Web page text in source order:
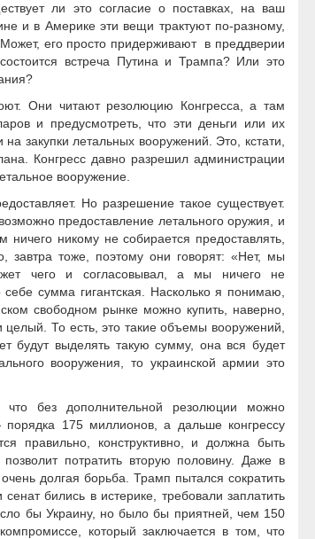
ли это согласие о поставках, на ваш
и в Америке эти вещи трактуют по-разному,
его просто придерживают в преддверии
встреча Путина и Трампа? Или это
Они читают резолюцию Конгресса, а там
и предусмотреть, что эти деньги или их
закупки летальных вооружений. Это, кстати,
Конгресс давно разрешил администрации
вооружение.
Но разрешение такое существует.
предоставление летального оружия, и
никому не собирается предоставлять,
завтра тоже, поэтому они говорят: «Нет, мы
чего и согласовывал, а мы ничего не
сумма гигантская. Насколько я понимаю,
свободном рынке можно купить, наверно,
То есть, это такие объемы вооружений,
будут выделять такую сумму, она вся будет
вооружения, то украинской армии это
без дополнительной резолюции можно
порядка 175 миллионов, а дальше конгрессу
правильно, конструктивно, и должна быть
потратить вторую половину. Даже в
долгая борьба. Трамп пытался сократить
бились в истерике, требовали заплатить
бы Украину, но было бы приятней, чем 150
который заключается в том, что